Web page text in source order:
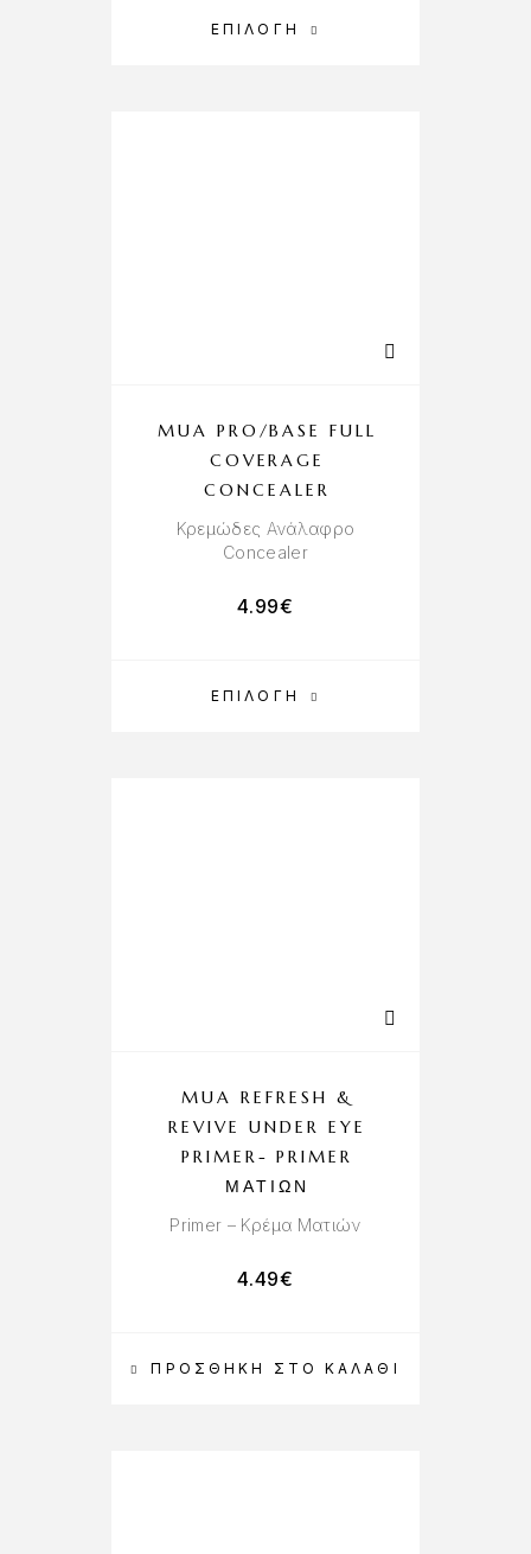
ΕΠΙΛΟΓΉ
ΕΠΙΛΟΓΉ
MUA PRO/BASE FULL
COVERAGE
CONCEALER
Κρεμώδες Ανάλαφρο
Concealer
4.99€
ΠΡΟΣΘΉΚΗ ΣΤΟ ΚΑΛΆΘΙ
MUA REFRESH &
REVIVE UNDER EYE
PRIMER- PRIMER
ΜΑΤΙΏΝ
Primer – Κρέμα Ματιών
4.49€